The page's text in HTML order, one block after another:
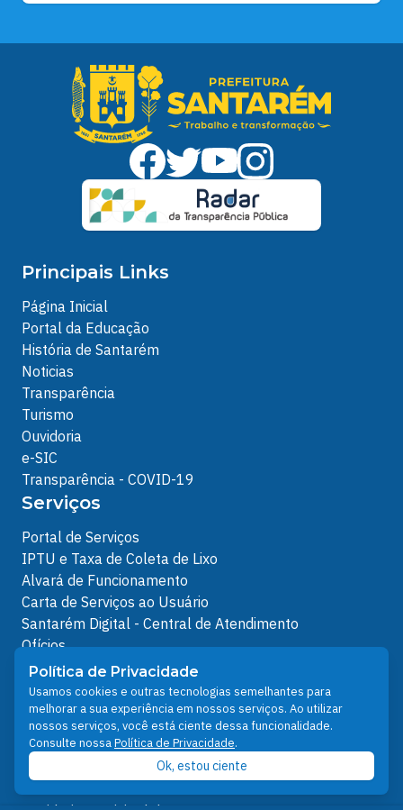
Principais Links
Página Inicial
Portal da Educação
História de Santarém
Noticias
Transparência
Turismo
Ouvidoria
e-SIC
Transparência - COVID-19
Serviços
Portal de Serviços
IPTU e Taxa de Coleta de Lixo
Alvará de Funcionamento
Carta de Serviços ao Usuário
Santarém Digital - Central de Atendimento
Ofícios
Protocolos Servidor
Protocolos
Análises de Projetos
Outros Links
Licenciamento Ambiental
Política de Privacidade
Usamos cookies e outras tecnologias semelhantes para
melhorar a sua experiência em nossos serviços. Ao utilizar
nossos serviços, você está ciente dessa funcionalidade.
Consulte nossaPolítica de Privacidade.
Ok, estou ciente